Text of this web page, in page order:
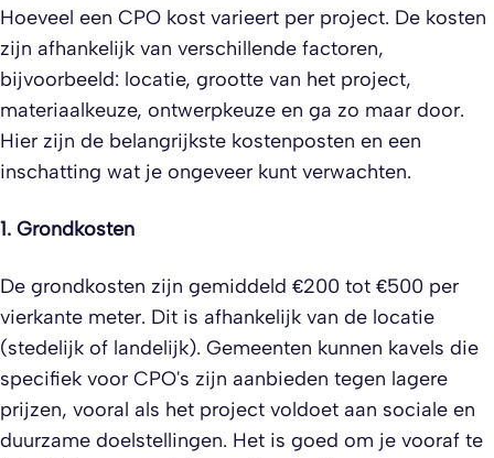
Hoeveel een CPO kost varieert per project. De kosten
zijn afhankelijk van verschillende factoren,
bijvoorbeeld: locatie, grootte van het project,
materiaalkeuze, ontwerpkeuze en ga zo maar door.
Hier zijn de belangrijkste kostenposten en een
inschatting wat je ongeveer kunt verwachten.
1. Grondkosten
De grondkosten zijn gemiddeld €200 tot €500 per
vierkante meter. Dit is afhankelijk van de locatie
(stedelijk of landelijk). Gemeenten kunnen kavels die
specifiek voor CPO's zijn aanbieden tegen lagere
prijzen, vooral als het project voldoet aan sociale en
duurzame doelstellingen. Het is goed om je vooraf te